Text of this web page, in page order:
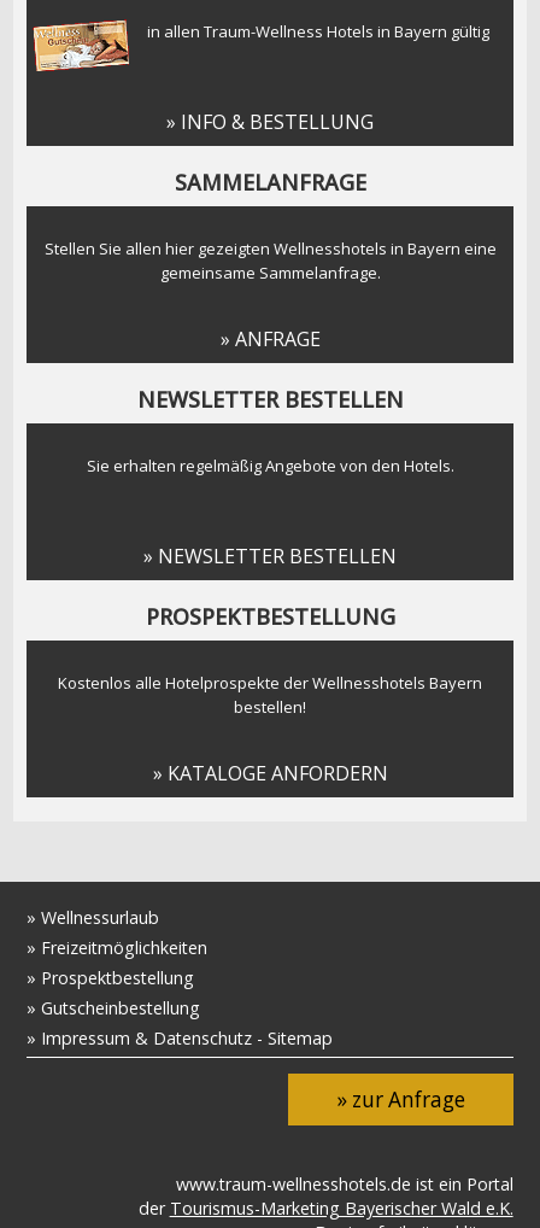
in allen Traum-Wellness Hotels in Bayern gültig
» INFO & BESTELLUNG
SAMMELANFRAGE
Stellen Sie allen hier gezeigten Wellnesshotels in Bayern eine
gemeinsame Sammelanfrage.
» ANFRAGE
NEWSLETTER BESTELLEN
Sie erhalten regelmäßig Angebote von den Hotels.
» NEWSLETTER BESTELLEN
PROSPEKTBESTELLUNG
Kostenlos alle Hotelprospekte der Wellnesshotels Bayern
bestellen!
» KATALOGE ANFORDERN
»Wellnessurlaub
» Freizeitmöglichkeiten
» Prospektbestellung
»Gutscheinbestellung
» Impressum & Datenschutz -Sitemap
» zur Anfrage
www.traum-wellnesshotels.de ist ein Portal
der Tourismus-Marketing Bayerischer Wald e.K.